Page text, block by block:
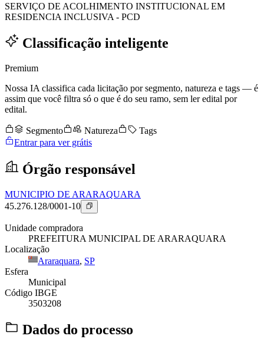
SERVIÇO DE ACOLHIMENTO INSTITUCIONAL EM
RESIDENCIA INCLUSIVA - PCD
Classificação inteligente
Premium
Nossa IA classifica cada licitação por segmento, natureza e tags — é
assim que você filtra só o que é do seu ramo, sem ler edital por
edital.
Segmento Natureza
Tags
Entrar para ver grátis
Órgão responsável
MUNICIPIO DE ARARAQUARA
45.276.128/0001-10
Unidade compradora
PREFEITURA MUNICIPAL DE ARARAQUARA
Localização
Araraquara, SP
Esfera
Municipal
Código IBGE
3503208
Dados do processo